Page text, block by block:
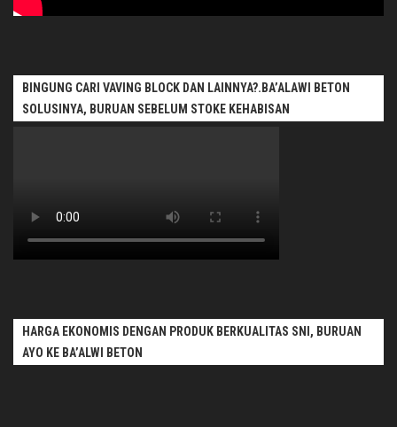
BINGUNG CARI VAVING BLOCK DAN LAINNYA?.BA’ALAWI BETON
SOLUSINYA, BURUAN SEBELUM STOKE KEHABISAN
HARGA EKONOMIS DENGAN PRODUK BERKUALITAS SNI, BURUAN
AYO KE BA’ALWI BETON